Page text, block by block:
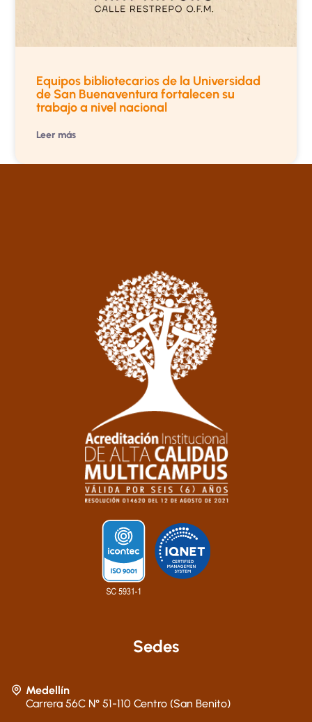
Equipos bibliotecarios de la Universidad
de San Buenaventura fortalecen su
trabajo a nivel nacional
Leer más
Sedes
Medellín
Carrera 56C N° 51-110 Centro (San Benito)